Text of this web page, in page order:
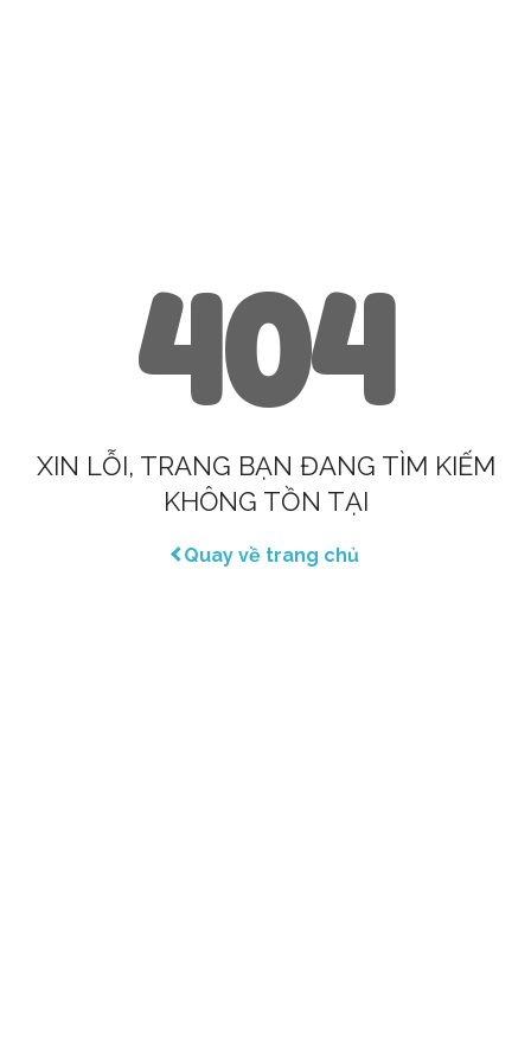
404
XIN LỖI, TRANG BẠN ĐANG TÌM KIẾM
KHÔNG TỒN TẠI
Quay về trang chủ